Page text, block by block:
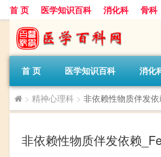
首 页 医学知识百科 消化科 骨科
首 页 医学知识百科 消化
> 精神心理科 > 非依赖性物质伴发
非依赖性物质伴发依赖